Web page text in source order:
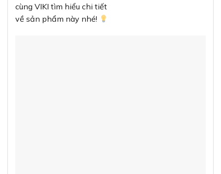
cùng VIKI tìm hiểu chi tiết
về sản phẩm này nhé!